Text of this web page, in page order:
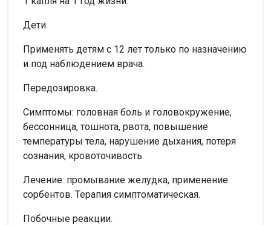
Дети.
Применять детям с 12 лет только по назначению
и под наблюдением врача.
Передозировка.
Симптомы: головная боль и головокружение,
бессонница, тошнота, рвота, повышение
температуры тела, нарушение дыхания, потеря
сознания, кровоточивость.
Лечение: промывание желудка, применение
сорбентов. Терапия симптоматическая.
Побочные реакции.